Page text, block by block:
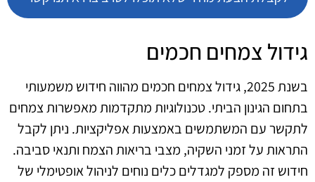
גידול צמחים חכמים
בשנת 2025, גידול צמחים חכמים מהווה חידוש משמעותי
בתחום הגינון הביתי. טכנולוגיות מתקדמות מאפשרות צמחים
לתקשר עם המשתמשים באמצעות אפליקציות. ניתן לקבל
התראות על זמני השקיה, מצבי בריאות הצמח ותנאי סביבה.
חידוש זה מספק למגדלים כלים נוחים לניהול אופטימלי של